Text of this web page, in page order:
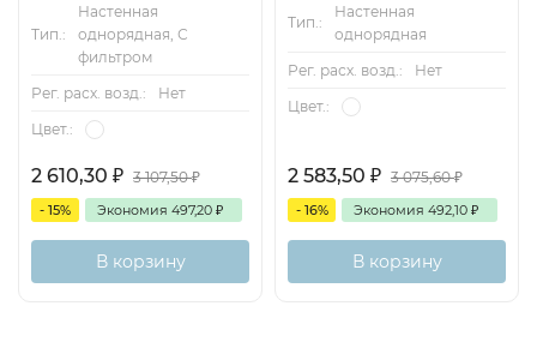
Тип.:
Настенная
однорядная, С
фильтром
Рег. расх. возд.:
Нет
Цвет.:
2 610,30 ₽ 3 107,50₽
- 15% Экономия 497,20 ₽
В корзину
Тип.:
Настенная
однорядная
Рег. расх. возд.:
Нет
Цвет.:
2 583,50 ₽ 3 075,60₽
- 16% Экономия 492,10 ₽
В корзину